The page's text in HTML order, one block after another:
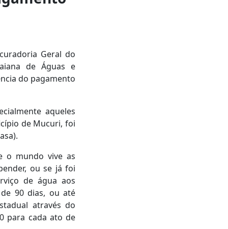
Geral do
de Águas e
do pagamento
aqueles
de Mucuri, foi
o mundo vive as
ou se já foi
de água aos
90 dias, ou até
através do
para cada ato de